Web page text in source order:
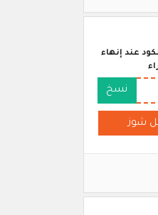
عند إنهاء
نسخ
شوز